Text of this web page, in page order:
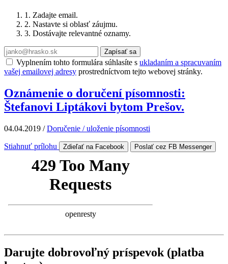
1. Zadajte email.
2. Nastavte si oblasť záujmu.
3. Dostávajte relevantné oznamy.
Zapísať sa
Vyplnením tohto formulára súhlasíte s ukladaním a spracuvaním
vašej emailovej adresy prostredníctvom tejto webovej stránky.
Oznámenie o doručení písomnosti:
Štefanovi Liptákovi bytom Prešov.
04.04.2019 /Doručenie / uloženie písomnosti
Stiahnuť prílohu Zdieľať na Facebook Poslať cez FB Messenger
Darujte dobrovoľný príspevok (platba